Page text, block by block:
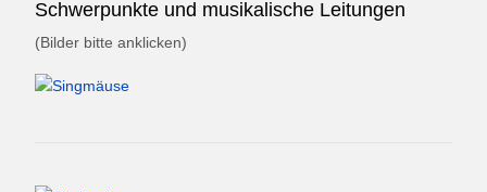
Schwerpunkte und musikalische Leitungen
(Bilder bitte anklicken)